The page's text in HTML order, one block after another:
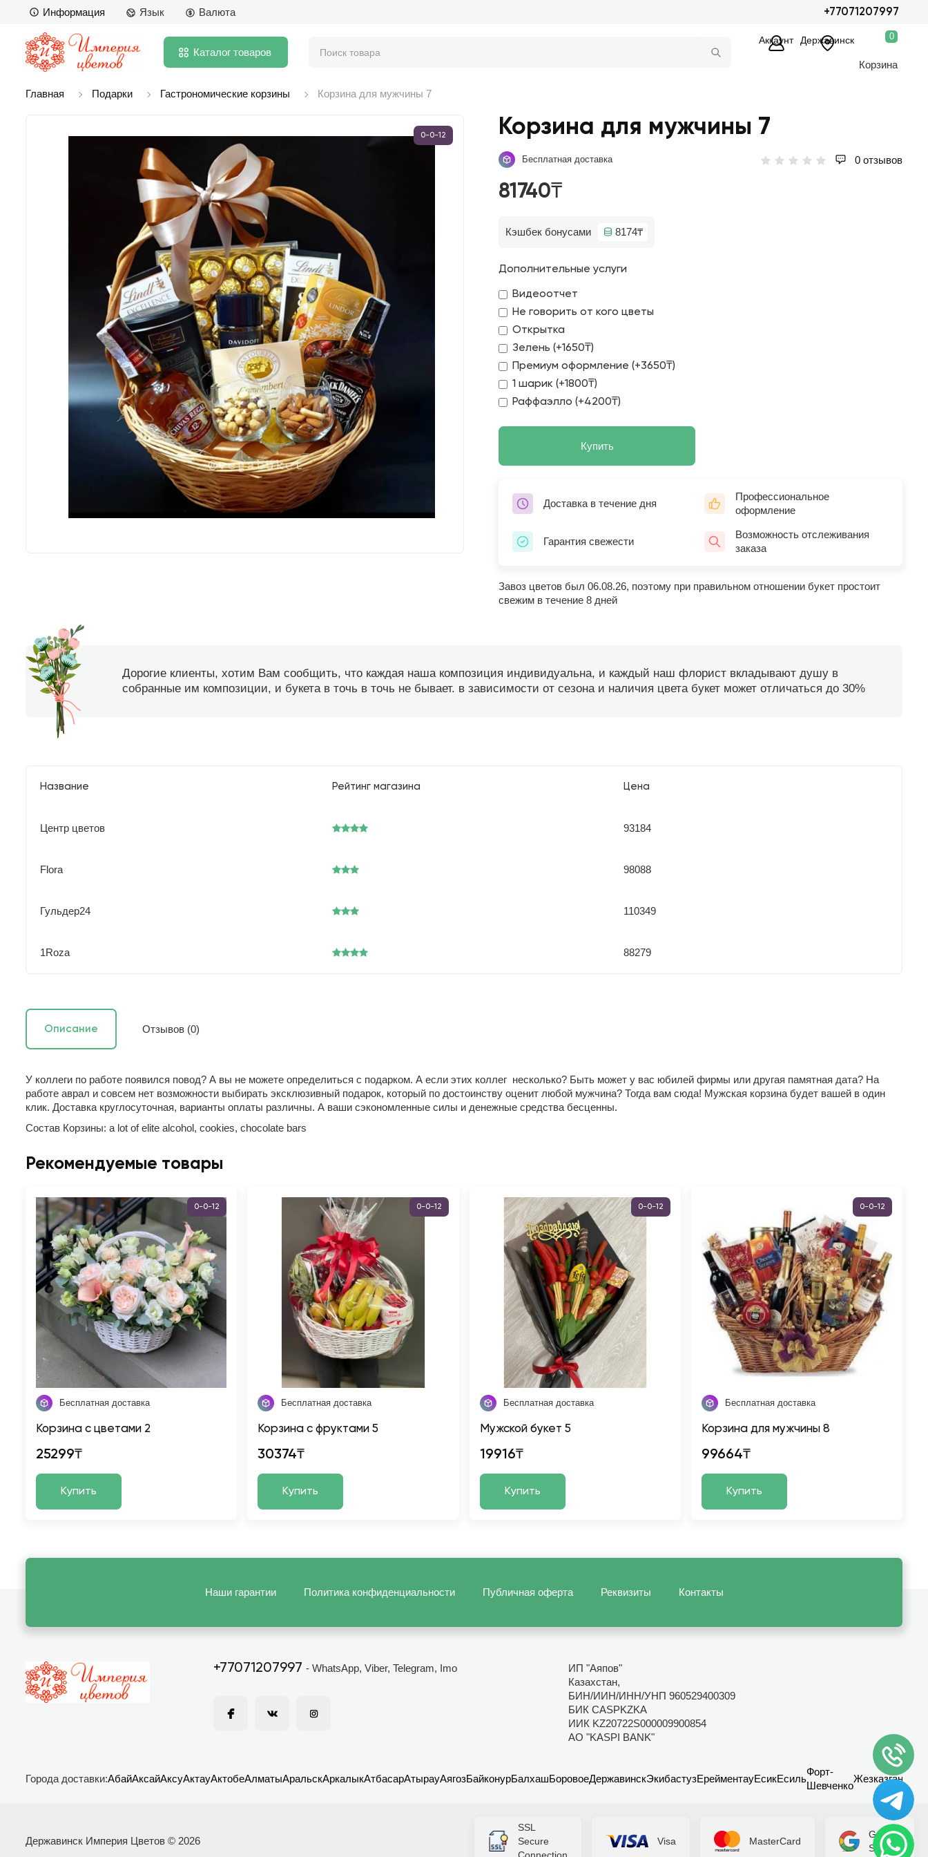
Информация Язык Валюта +77071207997
Каталог товаров
Аккаунт Державинск 0
Корзина
Главная Подарки Гастрономические корзины Корзина для мужчины 7
0-0-12 Корзина для мужчины 7
Бесплатная доставка 0 отзывов
81740₸
Кэшбек бонусами 8174₸
Дополнительные услуги
Видеоотчет
Не говорить от кого цветы
Открытка
Зелень (+1650₸)
Премиум оформление (+3650₸)
1 шарик (+1800₸)
Раффаэлло (+4200₸)
Купить
Доставка в течение дня
Профессиональное
оформление
Гарантия свежести
Возможность отслеживания
заказа
Завоз цветов был 06.08.26, поэтому при правильном отношении букет простоит
свежим в течение 8 дней
Дорогие клиенты, хотим Вам сообщить, что каждая наша композиция индивидуальна, и каждый наш флорист вкладывают душу в
собранные им композиции, и букета в точь в точь не бывает. в зависимости от сезона и наличия цвета букет может отличаться до 30%
Название Рейтинг магазина Цена
Центр цветов 93184
Flora 98088
Гульдер24 110349
1Roza 88279
Описание Отзывов (0)
У коллеги по работе появился повод? А вы не можете определиться с подарком. А если этих коллег несколько? Быть может у вас юбилей фирмы или другая памятная дата? На
работе аврал и совсем нет возможности выбирать эксклюзивный подарок, который по достоинству оценит любой мужчина? Тогда вам сюда! Мужская корзина будет вашей в один
клик. Доставка круглосуточная, варианты оплаты различны. А ваши сэкономленные силы и денежные средства бесценны.
Состав Корзины: a lot of elite alcohol, cookies, chocolate bars
Рекомендуемые товары
0-0-12
Бесплатная доставка
Корзина с цветами 2
25299₸
Купить
0-0-12
Бесплатная доставка
Корзина с фруктами 5
30374₸
Купить
0-0-12
Бесплатная доставка
Мужской букет 5
19916₸
Купить
0-0-12
Бесплатная доставка
Корзина для мужчины 8
99664₸
Купить
Наши гарантии Политика конфиденциальности Публичная оферта Реквизиты Контакты
+77071207997 - WhatsApp, Viber, Telegram, Imo
ИП "Аяпов"
Казахстан,
БИН/ИИН/ИНН/УНП 960529400309
БИК CASPKZKA
ИИК KZ20722S000009900854
АО "KASPI BANK"
Города доставки:АбайАксайАксуАктауАктобеАлматыАральскАркалыкАтбасарАтырауАягозБайконурБалхашБоровоеДержавинскЭкибастузЕрейментауЕсикЕсиль
Форт-
Шевченко
Жезказган
Державинск Империя Цветов © 2026
SSL
Secure
Visa MasterCard
Google
Secure